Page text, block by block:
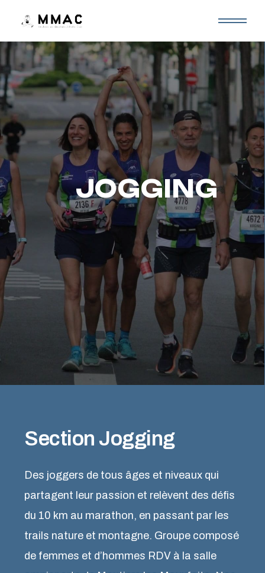
JOGGING
Section Jogging
Des joggers de tous âges et niveaux qui
partagent leur passion et relèvent des défis
du 10 km au marathon, en passant par les
trails nature et montagne. Groupe composé
de femmes et d’hommes RDV à la salle